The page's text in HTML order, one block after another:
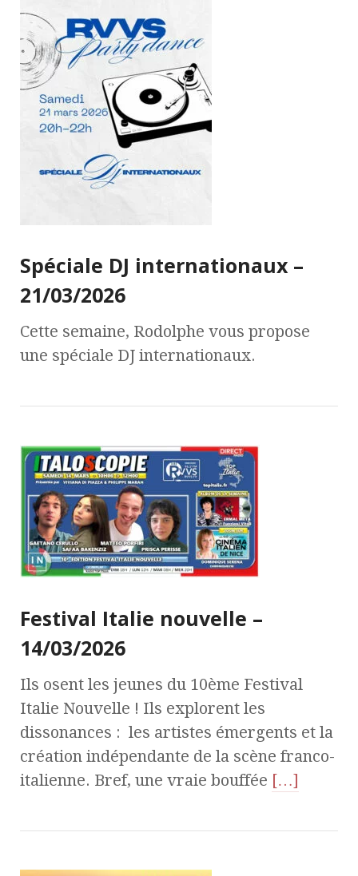
Spéciale DJ internationaux –
21/03/2026
Cette semaine, Rodolphe vous propose
une spéciale DJ internationaux.
Festival Italie nouvelle –
14/03/2026
Ils osent les jeunes du 10ème Festival
Italie Nouvelle ! Ils explorent les
dissonances : les artistes émergents et la
création indépendante de la scène franco-
italienne. Bref, une vraie bouffée […]